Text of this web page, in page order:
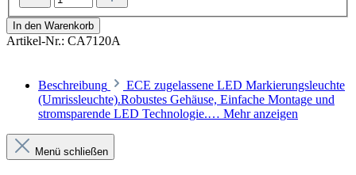
In den Warenkorb
Artikel-Nr.: CA7120A
Beschreibung
ECE zugelassene LED Markierungsleuchte
(Umrissleuchte).Robustes Gehäuse, Einfache Montage und
stromsparende LED Technologie.… Mehr anzeigen
Menü schließen